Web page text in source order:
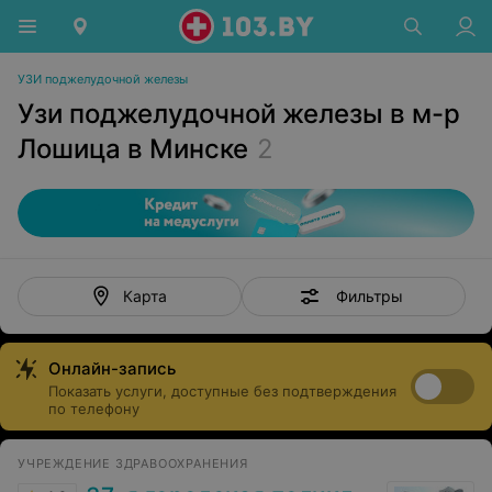
УЗИ поджелудочной железы
Узи поджелудочной железы в м-р
Лошица в Минске 2
Карта Фильтры
Онлайн-запись
Показать услуги, доступные без подтверждения
по телефону
УЧРЕЖДЕНИЕ ЗДРАВООХРАНЕНИЯ